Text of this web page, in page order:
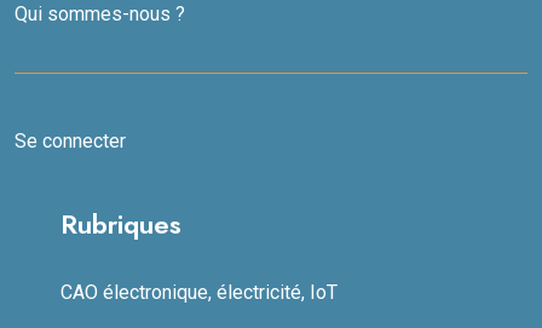
Qui sommes-nous ?
Se connecter
Rubriques
CAO électronique, électricité, IoT